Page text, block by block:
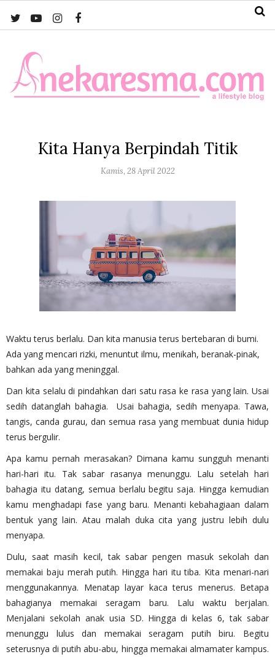
Kita Hanya Berpindah Titik
Kamis, 28 April 2022
Waktu terus berlalu. Dan kita manusia terus bertebaran di bumi.
Ada yang mencari rizki, menuntut ilmu, menikah, beranak-pinak,
bahkan ada yang meninggal.
Dan kita selalu di pindahkan dari satu rasa ke rasa yang lain. Usai
sedih datanglah bahagia. Usai bahagia, sedih menyapa. Tawa,
tangis, canda gurau, dan semua rasa yang membuat dunia hidup
terus bergulir.
Apa kamu pernah merasakan? Dimana kamu sungguh menanti
hari-hari itu. Tak sabar rasanya menunggu. Lalu setelah hari
bahagia itu datang, semua berlalu begitu saja. Hingga kemudian
kamu menghadapi fase yang baru. Menanti kebahagiaan dalam
bentuk yang lain. Atau malah duka cita yang justru lebih dulu
menyapa.
Dulu, saat masih kecil, tak sabar pengen masuk sekolah dan
memakai baju merah putih. Hingga hari itu tiba. Kita menari-nari
menggunakannya. Menatap layar kaca terus menerus. Betapa
bahagianya memakai seragam baru. Lalu waktu berjalan.
Menjalani sekolah anak usia SD. Hingga di kelas 6, tak sabar
menunggu lulus dan memakai seragam putih biru. Begitu
seterusnya di putih abu-abu, hingga memakai almamater kampus.